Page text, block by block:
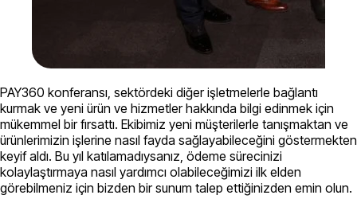
PAY360 konferansı, sektördeki diğer işletmelerle bağlantı
kurmak ve yeni ürün ve hizmetler hakkında bilgi edinmek için
mükemmel bir fırsattı. Ekibimiz yeni müşterilerle tanışmaktan ve
ürünlerimizin işlerine nasıl fayda sağlayabileceğini göstermekten
keyif aldı. Bu yıl katılamadıysanız, ödeme sürecinizi
kolaylaştırmaya nasıl yardımcı olabileceğimizi ilk elden
görebilmeniz için bizden bir sunum talep ettiğinizden emin olun.